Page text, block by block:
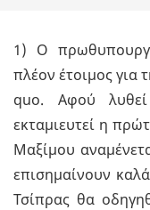
1) Ο
πλέον έτοιμος για
quo. Αφού
εκταμιευτεί η
Μαξίμου
επισημαίνουν
Τσίπρας θα